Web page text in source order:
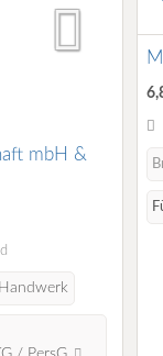
mbH &
Handwerk